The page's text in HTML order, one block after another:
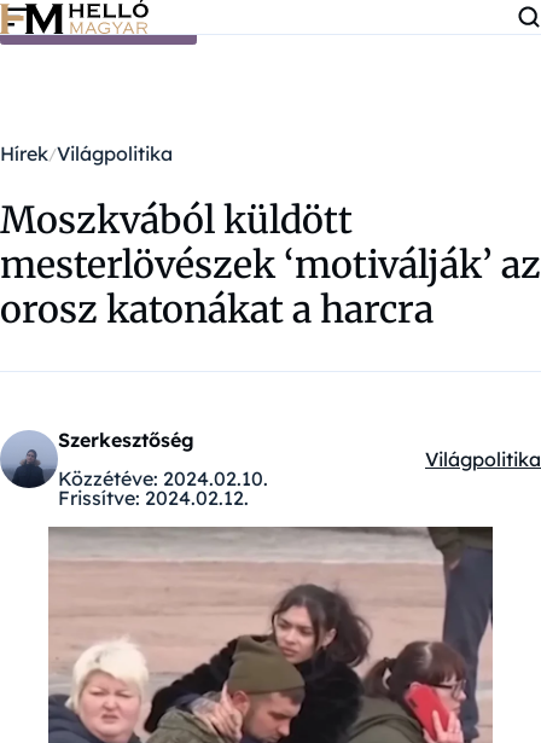
Ugrás a tartalomra
Hírek Világpolitika
Moszkvából küldött
mesterlövészek ‘motiválják’ az
orosz katonákat a harcra
Szerkesztőség
Közzétéve: 2024.02.10.
Frissítve: 2024.02.12.
Kategóriák:
Világpolitika